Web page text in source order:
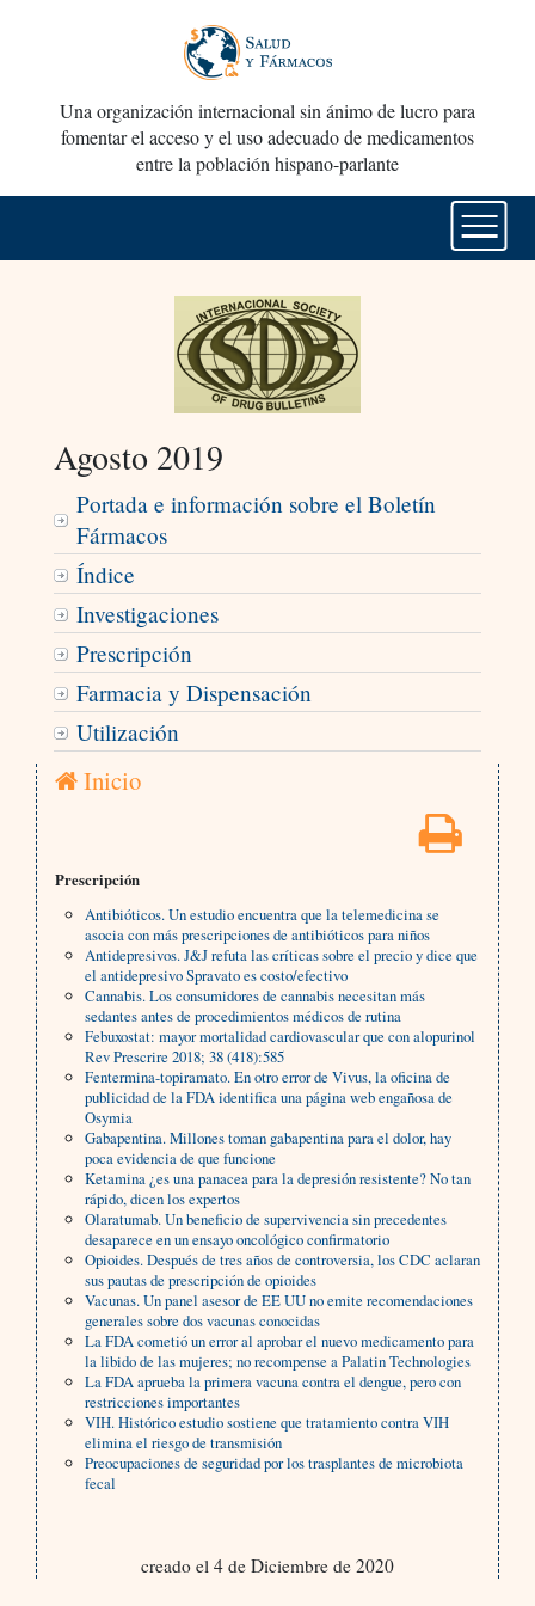
Una organización internacional sin ánimo de lucro para
fomentar el acceso y el uso adecuado de medicamentos
entre la población hispano-parlante
Agosto 2019
Portada e información sobre el Boletín
Fármacos
Índice
Investigaciones
Prescripción
Farmacia y Dispensación
Utilización
Inicio
Prescripción
Antibióticos. Un estudio encuentra que la telemedicina se
asocia con más prescripciones de antibióticos para niños
Antidepresivos. J&J refuta las críticas sobre el precio y dice que
el antidepresivo Spravato es costo/efectivo
Cannabis. Los consumidores de cannabis necesitan más
sedantes antes de procedimientos médicos de rutina
Febuxostat: mayor mortalidad cardiovascular que con alopurinol
Rev Prescrire 2018; 38 (418):585
Fentermina-topiramato. En otro error de Vivus, la oficina de
publicidad de la FDA identifica una página web engañosa de
Osymia
Gabapentina. Millones toman gabapentina para el dolor, hay
poca evidencia de que funcione
Ketamina ¿es una panacea para la depresión resistente? No tan
rápido, dicen los expertos
Olaratumab. Un beneficio de supervivencia sin precedentes
desaparece en un ensayo oncológico confirmatorio
Opioides. Después de tres años de controversia, los CDC aclaran
sus pautas de prescripción de opioides
Vacunas. Un panel asesor de EE UU no emite recomendaciones
generales sobre dos vacunas conocidas
La FDA cometió un error al aprobar el nuevo medicamento para
la libido de las mujeres; no recompense a Palatin Technologies
La FDA aprueba la primera vacuna contra el dengue, pero con
restricciones importantes
VIH. Histórico estudio sostiene que tratamiento contra VIH
elimina el riesgo de transmisión
Preocupaciones de seguridad por los trasplantes de microbiota
fecal
creado el 4 de Diciembre de 2020